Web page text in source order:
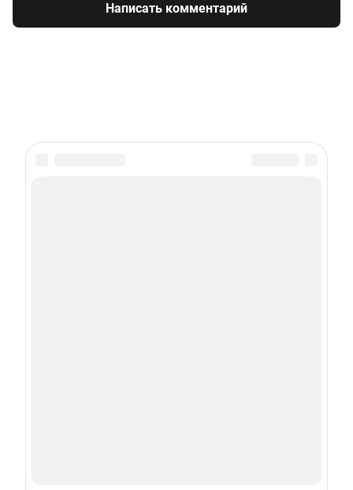
Написать комментарий